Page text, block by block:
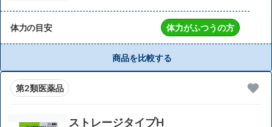
体力の目安 体力がふつうの方
商品を比較する
第2類医薬品
ストレージタイプH